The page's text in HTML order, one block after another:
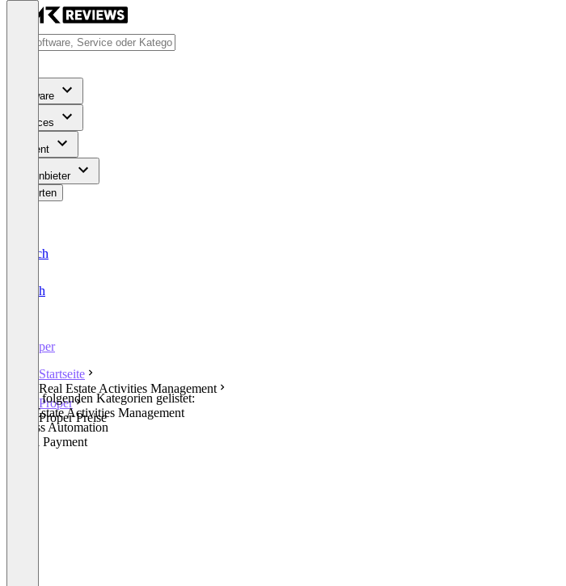
Software
Services
Content
Für Anbieter
Bewerten
Deutsch
English
Proper
Startseite
Real Estate Activities Management
Proper
Proper Preise
In den folgenden Kategorien gelistet:
Real Estate Activities Management
Process Automation
Rental Payment